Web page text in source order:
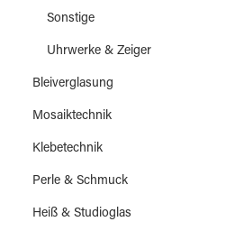
Sonstige
Uhrwerke & Zeiger
Bleiverglasung
Mosaiktechnik
Klebetechnik
Perle & Schmuck
Heiß & Studioglas